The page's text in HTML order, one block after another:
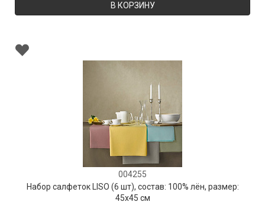
В КОРЗИНУ
004255
Набор салфеток LISO (6 шт), состав: 100% лён, размер:
45х45 см